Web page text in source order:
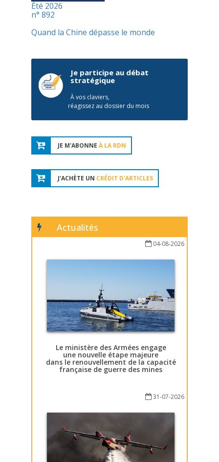
Été 2026
n° 892
Quand la Chine dépasse le monde
Je participe au débat
stratégique
À vos claviers,
réagissez au dossier du mois
JE M'ABONNE À LA RDN
J'ACHÈTE UN CRÉDIT D'ARTICLES
Actualités
04-08-2026
Le ministère des Armées engage
une nouvelle étape majeure
dans le renouvellement de la capacité
française de guerre des mines
31-07-2026